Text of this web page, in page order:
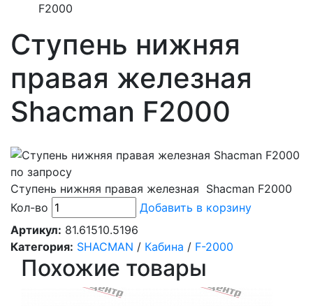
F2000
Ступень нижняя
правая железная
Shacman F2000
по запросу
Ступень нижняя правая железная Shacman F2000
Кол-во
Добавить в корзину
Артикул: 81.61510.5196
Категория: SHACMAN / Кабина / F-2000
Похожие товары